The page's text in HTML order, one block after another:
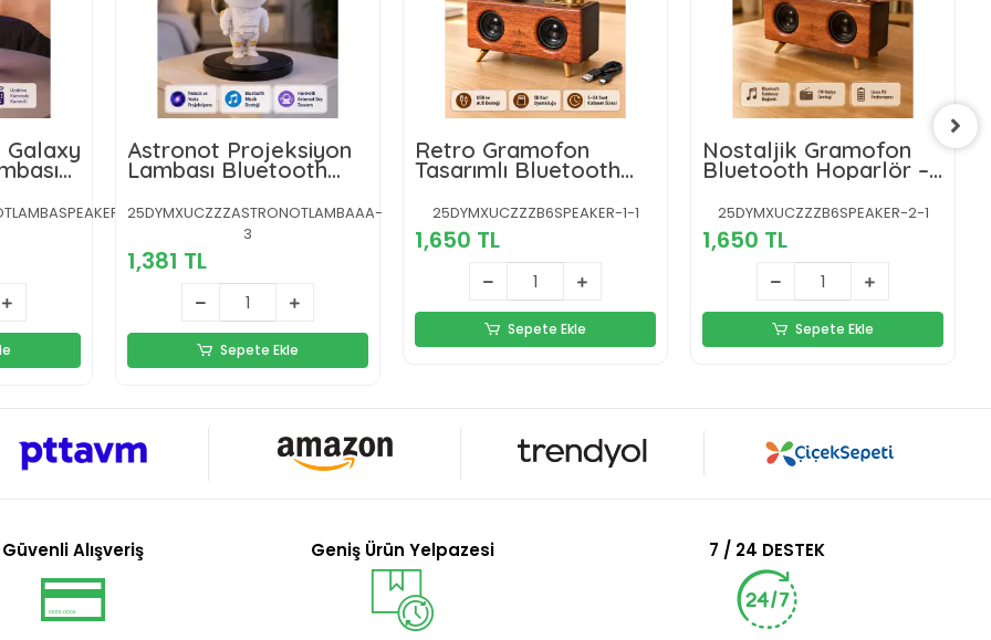
Astronot Projeksiyon
Lambası Bluetooth
Kumandalı
25DYMXUCZZZASTRONOTLAMBAAA-
3
1,381 TL
Sepete Ekle
Retro Gramofon
Tasarımlı Bluetooth
Ses, 1800 mAh
Batarya
25DYMXUCZZZB6SPEAKER-1-1
1,650 TL
Sepete Ekle
Nostaljik Gramofon
Bluetooth Hoparlör –
FM Radyo + USB + SD
Kart Destekli
25DYMXUCZZZB6SPEAKER-2-1
1,650 TL
Sepete Ekle
Güvenli Alışveriş Geniş Ürün Yelpazesi 7 / 24 DESTEK